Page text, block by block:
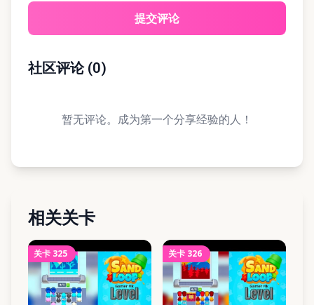
提交评论
社区评论(0)
暂无评论。成为第一个分享经验的人！
相关关卡
关卡 325 关卡 326